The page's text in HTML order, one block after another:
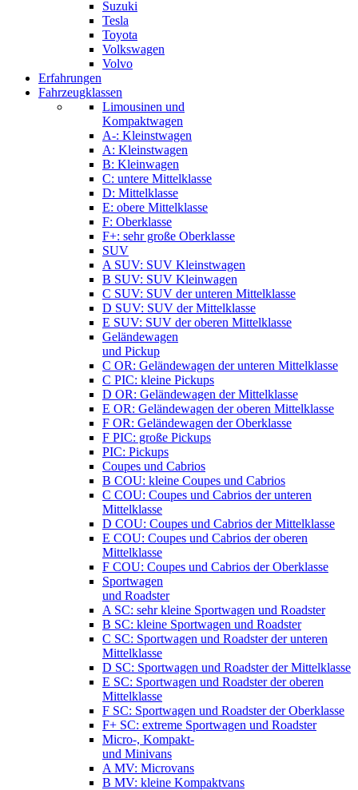
Suzuki
Tesla
Toyota
Volkswagen
Volvo
Erfahrungen
Fahrzeugklassen
Limousinen und
Kompaktwagen
A-: Kleinstwagen
A: Kleinstwagen
B: Kleinwagen
C: untere Mittelklasse
D: Mittelklasse
E: obere Mittelklasse
F: Oberklasse
F+: sehr große Oberklasse
SUV
A SUV: SUV Kleinstwagen
B SUV: SUV Kleinwagen
C SUV: SUV der unteren Mittelklasse
D SUV: SUV der Mittelklasse
E SUV: SUV der oberen Mittelklasse
Geländewagen
und Pickup
C OR: Geländewagen der unteren Mittelklasse
C PIC: kleine Pickups
D OR: Geländewagen der Mittelklasse
E OR: Geländewagen der oberen Mittelklasse
F OR: Geländewagen der Oberklasse
F PIC: große Pickups
PIC: Pickups
Coupes und Cabrios
B COU: kleine Coupes und Cabrios
C COU: Coupes und Cabrios der unteren
Mittelklasse
D COU: Coupes und Cabrios der Mittelklasse
E COU: Coupes und Cabrios der oberen
Mittelklasse
F COU: Coupes und Cabrios der Oberklasse
Sportwagen
und Roadster
A SC: sehr kleine Sportwagen und Roadster
B SC: kleine Sportwagen und Roadster
C SC: Sportwagen und Roadster der unteren
Mittelklasse
D SC: Sportwagen und Roadster der Mittelklasse
E SC: Sportwagen und Roadster der oberen
Mittelklasse
F SC: Sportwagen und Roadster der Oberklasse
F+ SC: extreme Sportwagen und Roadster
Micro-, Kompakt-
und Minivans
A MV: Microvans
B MV: kleine Kompaktvans